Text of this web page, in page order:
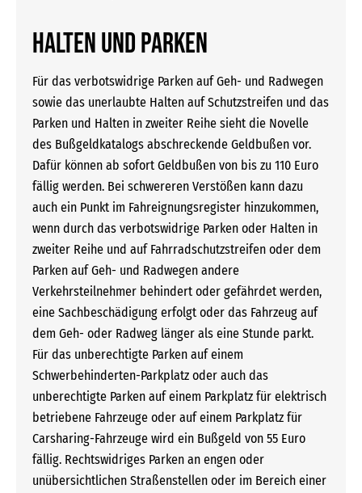
Halten und Parken
Für das verbotswidrige Parken auf Geh- und Radwegen
sowie das unerlaubte Halten auf Schutzstreifen und das
Parken und Halten in zweiter Reihe sieht die Novelle
des Bußgeldkatalogs abschreckende Geldbußen vor.
Dafür können ab sofort Geldbußen von bis zu 110 Euro
fällig werden. Bei schwereren Verstößen kann dazu
auch ein Punkt im Fahreignungsregister hinzukommen,
wenn durch das verbotswidrige Parken oder Halten in
zweiter Reihe und auf Fahrradschutzstreifen oder dem
Parken auf Geh- und Radwegen andere
Verkehrsteilnehmer behindert oder gefährdet werden,
eine Sachbeschädigung erfolgt oder das Fahrzeug auf
dem Geh- oder Radweg länger als eine Stunde parkt.
Für das unberechtigte Parken auf einem
Schwerbehinderten-Parkplatz oder auch das
unberechtigte Parken auf einem Parkplatz für elektrisch
betriebene Fahrzeuge oder auf einem Parkplatz für
Carsharing-Fahrzeuge wird ein Bußgeld von 55 Euro
fällig. Rechtswidriges Parken an engen oder
unübersichtlichen Straßenstellen oder im Bereich einer